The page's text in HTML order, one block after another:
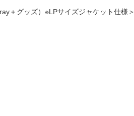
＋グッズ）※LPサイズジャケット仕様＞